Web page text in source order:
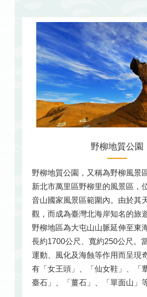
野柳地質公園
野柳地質公園，又稱為野柳風景
新北市萬里區野柳里的風景區，
音山國家風景區範圍內。由於其
觀，而成為臺灣北海岸知名的旅
野柳地區為大屯山山脈延伸至東
長約1700公尺、寬約250公尺。
運動、風化及海蝕等作用而呈現
有「女王頭」、「仙女鞋」、「
臺石」、「薑石」、「單面山」